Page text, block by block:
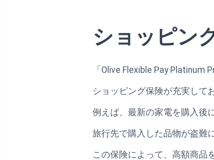
ショッピン
「Olive Flexible Pay
ショッピング保険が充実して
例えば、最新の家電を購入後
旅行先で購入した品物が盗難
この保険によって、高額商品